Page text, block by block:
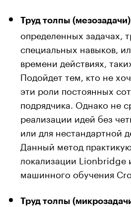
Труд толпы (мезозадачи)
определенных задачах,
специальных навыков,
времени действиях,
Подойдет тем, кто не
эти роли постоянных
подрядчика. Однако не
реализации идей без
или для нестандартной
Данный метод
локализации Lionbridge
машинного обучения
Труд толпы